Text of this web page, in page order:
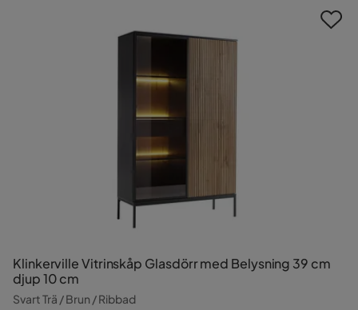
Klinkerville Vitrinskåp Glasdörr med Belysning 39 cm
djup 10 cm
Svart Trä / Brun / Ribbad